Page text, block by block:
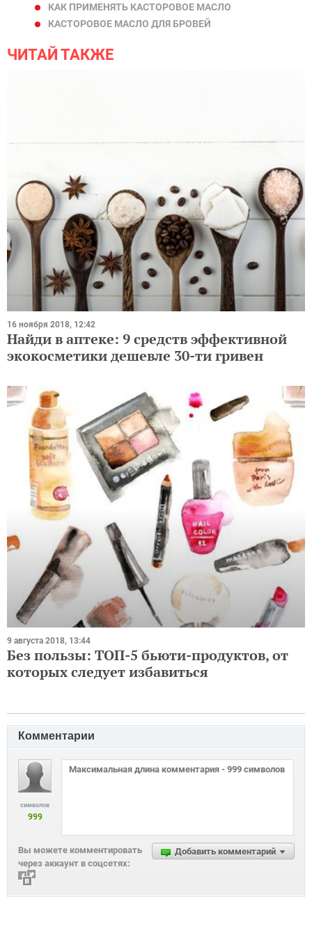
КАК ПРИМЕНЯТЬ КАСТОРОВОЕ МАСЛО
КАСТОРОВОЕ МАСЛО ДЛЯ БРОВЕЙ
ЧИТАЙ ТАКЖЕ
16 ноября 2018, 12:42
Найди в аптеке: 9 средств эффективной
экокосметики дешевле 30-ти гривен
9 августа 2018, 13:44
Без пользы: ТОП-5 бьюти-продуктов, от
которых следует избавиться
Комментарии
символов
999
Добавить комментарий
Вы можете комментировать
через аккаунт в соцсетях: